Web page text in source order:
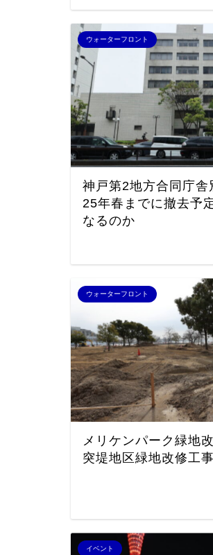
ウォーターフロント
神戸第2地方合同庁舎
25年春までに撤去予
なるのか
ウォーターフロント
メリケンパーク緑地
突堤地区緑地改修工
イベント